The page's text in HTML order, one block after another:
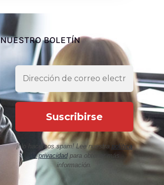
NUESTRO BOLETÍN
¡No hacemos spam! Lee nuestra política
de privacidadpara obtener más
información.